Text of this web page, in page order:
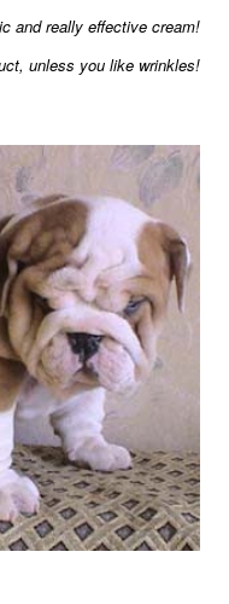
and really effective cream!
unless you like wrinkles!